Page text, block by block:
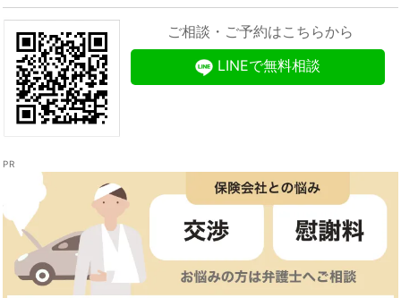
ご相談・ご予約はこちらから
LINEで無料相談